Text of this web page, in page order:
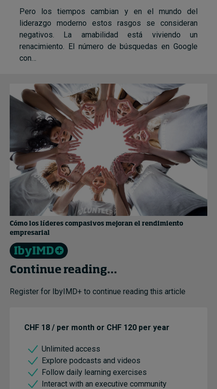
Pero los tiempos cambian y en el mundo del
liderazgo moderno estos rasgos se consideran
negativos. La amabilidad está viviendo un
renacimiento. El número de búsquedas en Google
con…
Cómo los líderes compasivos mejoran el rendimiento
empresarial
Continue reading...
Register for IbyIMD+ to continue reading this article
CHF 18 / per month or CHF 120 per year
Unlimited access
Explore podcasts and videos
Follow daily learning exercises
Interact with an executive community